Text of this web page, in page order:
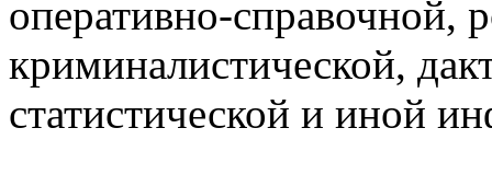
оперативно-справочной,
криминалистической,
статистической и иной